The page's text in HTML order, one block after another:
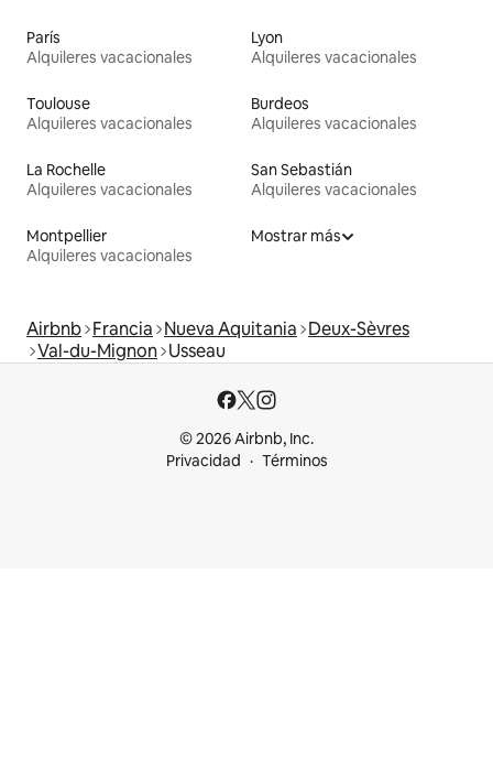
París
Alquileres vacacionales
Lyon
Alquileres vacacionales
Toulouse
Alquileres vacacionales
Burdeos
Alquileres vacacionales
La Rochelle
Alquileres vacacionales
San Sebastián
Alquileres vacacionales
Montpellier
Alquileres vacacionales
Mostrar más
Airbnb Francia Nueva Aquitania Deux-Sèvres
Val-du-Mignon Usseau
© 2026 Airbnb, Inc.
Privacidad
Términos